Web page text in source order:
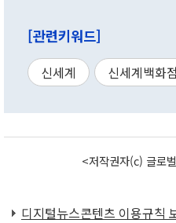
[관련키워드]
신세계 신세계백화점
<저작권자(c) 글로
디지털뉴스콘텐츠 이용규칙